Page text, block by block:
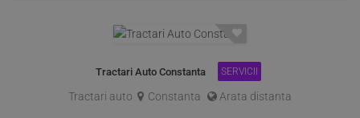
Tractari Auto Constanta SERVICII
Tractari auto Constanta Arata distanta